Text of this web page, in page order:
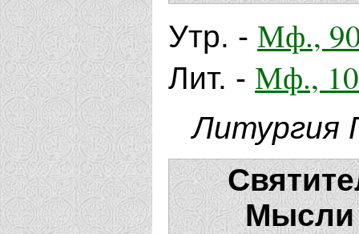
Утр. - Мф.,
Лит. - Мф.,
Литургия
Мысли